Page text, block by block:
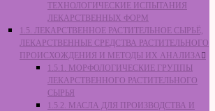
ТЕХНОЛОГИЧЕСКИЕ ИСПЫТАНИЯ
ЛЕКАРСТВЕННЫХ ФОРМ
1.5. ЛЕКАРСТВЕННОЕ РАСТИТЕЛЬНОЕ СЫРЬЁ,
ЛЕКАРСТВЕННЫЕ СРЕДСТВА РАСТИТЕЛЬНОГО
ПРОИСХОЖДЕНИЯ И МЕТОДЫ ИХ АНАЛИЗА
1.5.1. МОРФОЛОГИЧЕСКИЕ ГРУППЫ
ЛЕКАРСТВЕННОГО РАСТИТЕЛЬНОГО
СЫРЬЯ
1.5.2. МАСЛА ДЛЯ ПРОИЗВОДСТВА И